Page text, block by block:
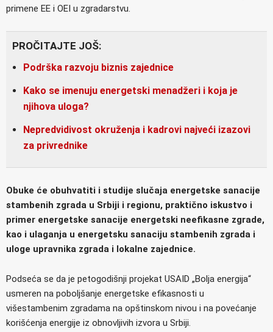
primene EE i OEI u zgradarstvu.
PROČITAJTE JOŠ:
Podrška razvoju biznis zajednice
Kako se imenuju energetski menadžeri i koja je
njihova uloga?
Nepredvidivost okruženja i kadrovi najveći izazovi
za privrednike
Obuke će obuhvatiti i studije slučaja energetske sanacije
stambenih zgrada u Srbiji i regionu, praktično iskustvo i
primer energetske sanacije energetski neefikasne zgrade,
kao i ulaganja u energetsku sanaciju stambenih zgrada i
uloge upravnika zgrada i lokalne zajednice.
Podseća se da je petogodišnji projekat USAID „Bolja energija“
usmeren na poboljšanje energetske efikasnosti u
višestambenim zgradama na opštinskom nivou i na povećanje
korišćenja energije iz obnovljivih izvora u Srbiji.